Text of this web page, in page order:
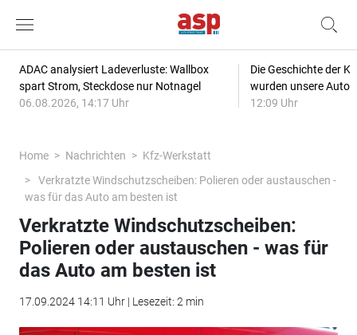
ADAC analysiert Ladeverluste: Wallbox
spart Strom, Steckdose nur Notnagel
06.08.2026, 14:17 Uhr
Die Geschichte der
wurden unsere
12:09 Uhr
Home Nachrichten
Kfz-Werkstatt
Verkratzte Windschutzscheiben: Polieren oder austauschen -
was für das Auto am besten ist
Verkratzte Windschutzscheiben:
Polieren oder austauschen - was für
das Auto am besten ist
17.09.2024 14:11 Uhr | Lesezeit: 2 min